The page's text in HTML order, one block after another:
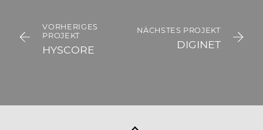
VORHERIGES
PROJEKT
HYSCORE
NÄCHSTES PROJEKT
DIGINET